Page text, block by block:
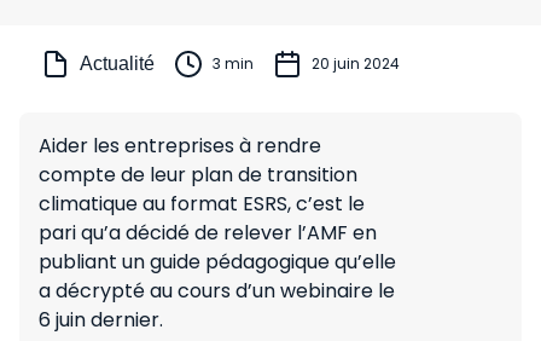
Actualité 3 min 20 juin 2024
Aider les entreprises à rendre
compte de leur plan de transition
climatique au format ESRS, c’est le
pari qu’a décidé de relever l’AMF en
publiant un guide pédagogique qu’elle
a décrypté au cours d’un webinaire le
6 juin dernier.